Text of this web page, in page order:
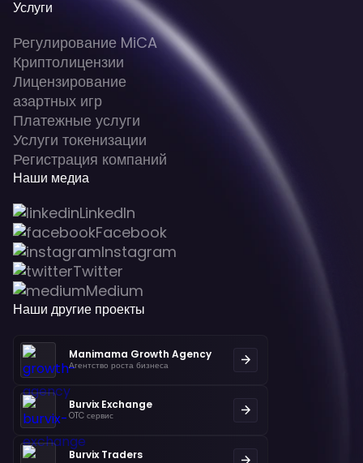
Услуги
Регулирование MiCA
Криптолицензии
Лицензирование
азартных игр
Платежные услуги
Услуги токенизации
Регистрация компаний
Наши медиа
LinkedIn
Facebook
Instagram
Twitter
Medium
Наши другие проекты
Manimama Growth Agency
Агентство роста бизнеса
Burvix Exchange
OTC сервис
Burvix Traders